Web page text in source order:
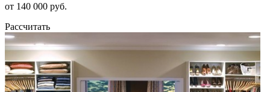
от 140 000 руб.
Рассчитать